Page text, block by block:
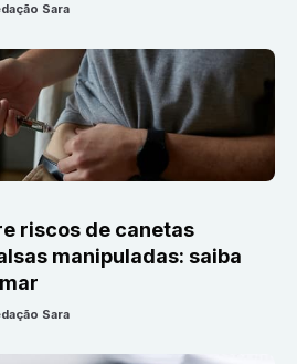
Sara
riscos de canetas
manipuladas: saiba
Sara